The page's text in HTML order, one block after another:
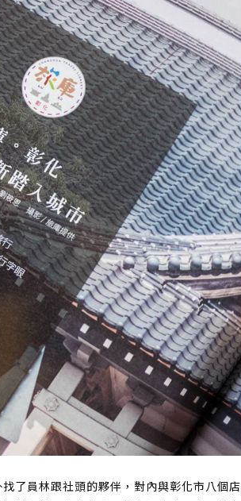
了員林跟社頭的夥伴，對內與彰化市八個店